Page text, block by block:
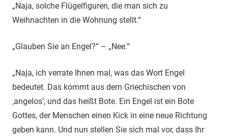
„Naja, solche Flügelfiguren, die man sich zu
Weihnachten in die Wohnung stellt.“
„Glauben Sie an Engel?“ – „Nee.“
„Naja, ich verrate Ihnen mal, was das Wort Engel
bedeutet. Das kommt aus dem Griechischen von
‚angelos‘, und das heißt Bote. Ein Engel ist ein Bote
Gottes, der Menschen einen Kick in eine neue Richtung
geben kann. Und nun stellen Sie sich mal vor, dass Ihr